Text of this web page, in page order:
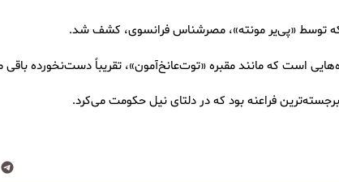
توسط «پی‌یر مونته»، مصرشناس فرانسوی، کشف شد.
است که مانند مقبره «توت‌عانخ‌آمون»، تقریباً دست‌نخورده باقی